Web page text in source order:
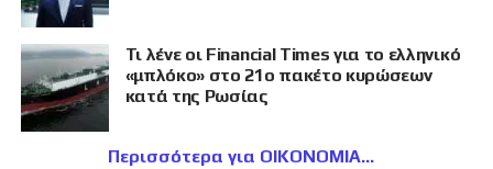
Τι λένε οι Financial Times για το ελληνικό
«μπλόκο» στο 21ο πακέτο κυρώσεων
κατά της Ρωσίας
Περισσότερα για ΟΙΚΟΝΟΜΙΑ